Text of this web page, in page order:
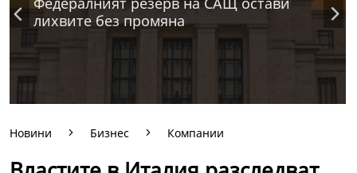
лихвите без промяна
Новини Бизнес Компании